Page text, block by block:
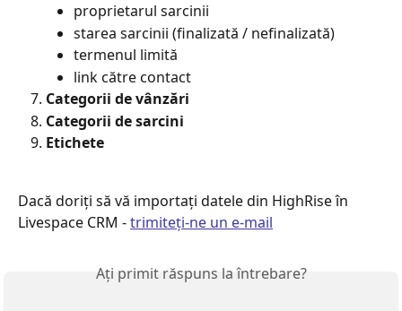
proprietarul sarcinii
starea sarcinii (finalizată / nefinalizată)
termenul limită
link către contact
Categorii de vânzări
Categorii de sarcini
Etichete
Dacă doriți să vă importați datele din HighRise în
Livespace CRM - trimiteți-ne un e-mail
Ați primit răspuns la întrebare?